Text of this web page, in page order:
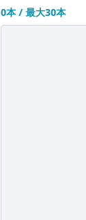
0本 / 最大30本